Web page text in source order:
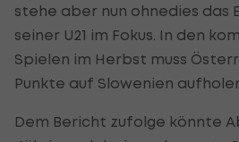
stehe aber nun ohnedies das
seiner U21 im Fokus. In den
Spielen im Herbst muss
Punkte auf Slowenien
Dem Bericht zufolge könnte